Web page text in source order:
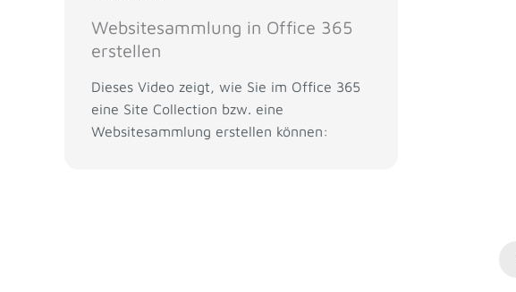
Websitesammlung in Office 365
erstellen
Dieses Video zeigt, wie Sie im Office 365
eine Site Collection bzw. eine
Websitesammlung erstellen können: